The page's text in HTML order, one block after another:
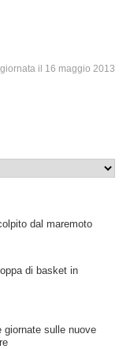
dal maremoto
di basket in
giornate sulle nuove
il 16 maggio 2013